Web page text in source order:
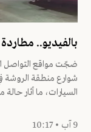
بالفيديو..
ضجّت مواقع التواصل
شوارع منطقة الروشة
السيارات، ما أثار حالة
9 آب • 10:17